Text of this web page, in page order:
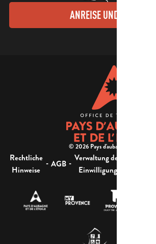
ANREISE UND KONTAKTE
© 2026 Pays d'aubagne et de l'étoile -
Rechtliche
Hinweise
- AGB - Verwaltung der
Einwilligung